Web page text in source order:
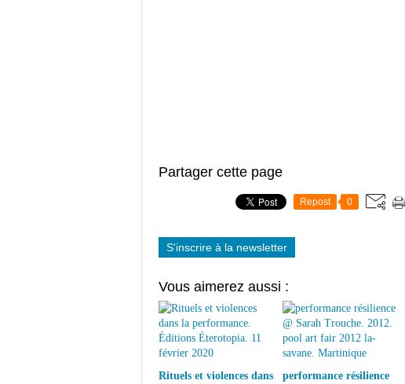
Partager cette page
Repost 0
S'inscrire à la newsletter
Vous aimerez aussi :
Rituels et violences dans
performance résilience